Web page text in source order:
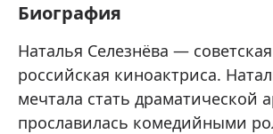
Биография
Наталья Селезнёва —
российская киноактриса.
мечтала стать драматической
прославилась комедийными